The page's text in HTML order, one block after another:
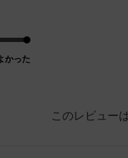
かった
このレビュー